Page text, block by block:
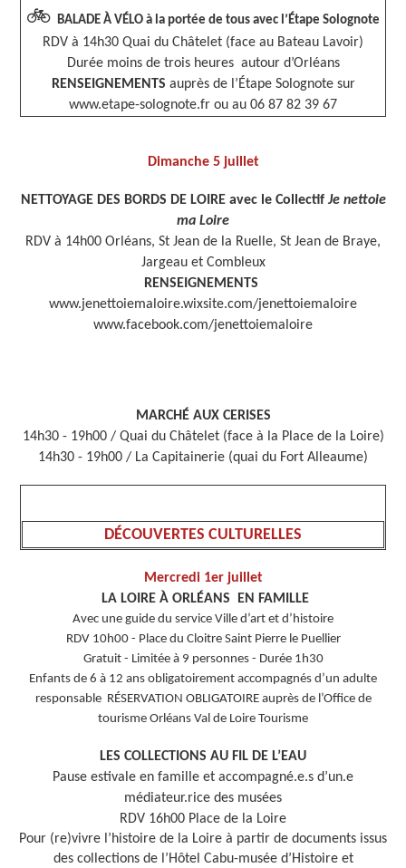
🚲 BALADE À VÉLO à la portée de tous avec l’Étape Solognote
RDV à 14h30 Quai du Châtelet (face au Bateau Lavoir)
Durée moins de trois heures autour d’Orléans
RENSEIGNEMENTS auprès de l’Étape Solognote sur
www.etape-solognote.fr ou au 06 87 82 39 67
Dimanche 5 juillet
NETTOYAGE DES BORDS DE LOIRE avec le Collectif Je nettoie
ma Loire
RDV à 14h00 Orléans, St Jean de la Ruelle, St Jean de Braye,
Jargeau et Combleux
RENSEIGNEMENTS
www.jenettoiemaloire.wixsite.com/jenettoiemaloire
www.facebook.com/jenettoiemaloire
MARCHÉ AUX CERISES
14h30 - 19h00 / Quai du Châtelet (face à la Place de la Loire)
14h30 - 19h00 / La Capitainerie (quai du Fort Alleaume)
DÉCOUVERTES CULTURELLES
Mercredi 1er juillet
LA LOIRE À ORLÉANS EN FAMILLE
Avec une guide du service Ville d’art et d’histoire
RDV 10h00 - Place du Cloitre Saint Pierre le Puellier
Gratuit - Limitée à 9 personnes - Durée 1h30
Enfants de 6 à 12 ans obligatoirement accompagnés d’un adulte
responsable RÉSERVATION OBLIGATOIRE auprès de l’Office de
tourisme Orléans Val de Loire Tourisme
LES COLLECTIONS AU FIL DE L’EAU
Pause estivale en famille et accompagné.e.s d’un.e
médiateur.rice des musées
RDV 16h00 Place de la Loire
Pour (re)vivre l’histoire de la Loire à partir de documents issus
des collections de l’Hôtel Cabu-musée d’Histoire et